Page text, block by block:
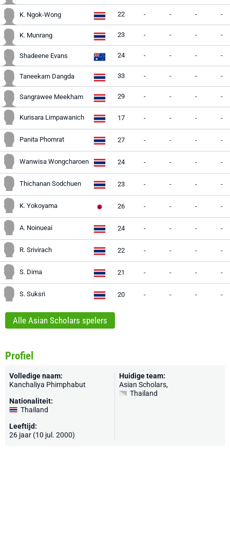
K. Ngok-Wong 22 - - - -
K. Munrang 23 - - - -
Shadeene Evans 24 - - - -
Taneekarn Dangda 33 - - - -
Sangrawee Meekham 29 - - - -
Kurisara Limpawanich 17 - - - -
Panita Phomrat 27 - - - -
Wanwisa Wongcharoen 24 - - - -
Thichanan Sodchuen 23 - - - -
K. Yokoyama 26 - - - -
A. Noinueai 24 - - - -
R. Srivirach 22 - - - -
S. Dima 21 - - - -
S. Suksri 20 - - - -
Alle Asian Scholars spelers
Profiel
Volledige naam:
Kanchaliya Phimphabut
Nationaliteit:
Thailand
Leeftijd:
26 jaar (10 jul. 2000)
Huidige team:
Asian Scholars,
Thailand